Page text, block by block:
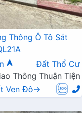
Thông Ô Tô Sát
Đất Thổ Cư
Thông Thuận Tiện
Ven Đô→